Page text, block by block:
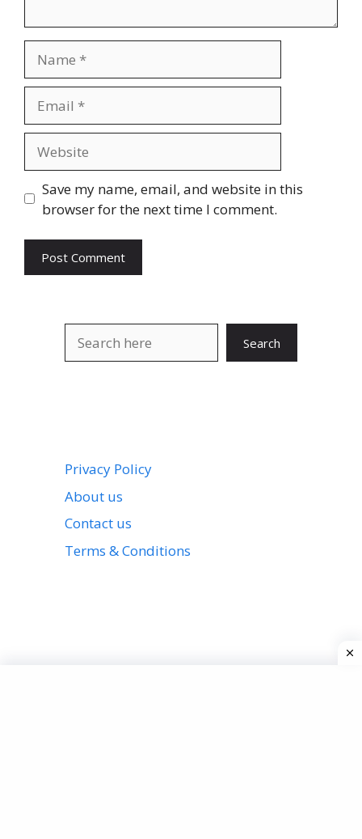
Save my name, email, and website in this
browser for the next time I comment.
Search
Privacy Policy
About us
Contact us
Terms & Conditions